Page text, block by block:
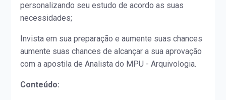
personalizando seu estudo de acordo as suas
necessidades;
Invista em sua preparação e aumente suas chances
aumente suas chances de alcançar a sua aprovação
com a apostila de Analista do MPU - Arquivologia.
Conteúdo: